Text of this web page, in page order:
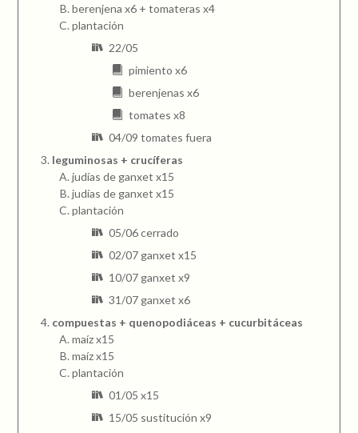
berenjena x6 + tomateras x4
plantación
22/05
pimiento x6
berenjenas x6
tomates x8
04/09 tomates fuera
leguminosas + crucíferas
judías de ganxet x15
judías de ganxet x15
plantación
05/06 cerrado
02/07 ganxet x15
10/07 ganxet x9
31/07 ganxet x6
compuestas + quenopodiáceas + cucurbitáceas
maíz x15
maíz x15
plantación
01/05 x15
15/05 sustitución x9